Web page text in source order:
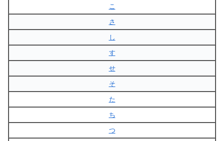
こ
さ
し
す
せ
そ
た
ち
つ